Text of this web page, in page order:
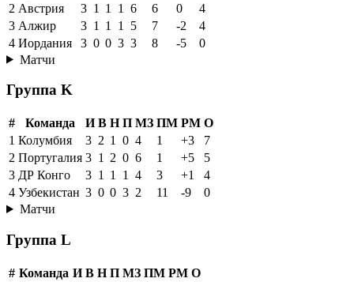
2 Австрия 3 1 1 1 6 6 0
4
3 Алжир 3 1 1 1 5 7 -2
4
4 Иордания 3 0 0 3 3 8 -5
0
Матчи
Группа K
# Команда И В Н П МЗ ПМ РМ О
1 Колумбия 3 2 1 0 4 1 +3
7
2 Португалия 3 1 2 0 6 1 +5
5
3 ДР Конго 3 1 1 1 4 3 +1
4
4 Узбекистан 3 0 0 3 2 11 -9
0
Матчи
Группа L
# Команда И В Н П МЗ ПМ РМ О